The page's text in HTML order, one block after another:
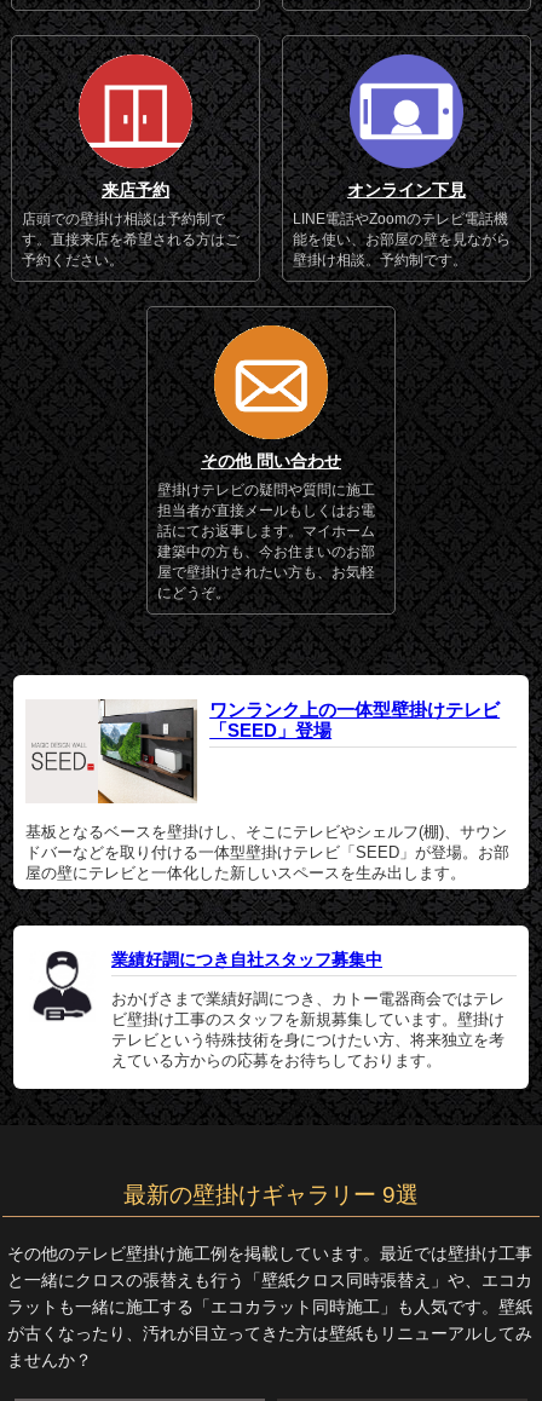
来店予約
店頭での壁掛け相談は予約制で
す。直接来店を希望される方はご
予約ください。
オンライン下見
LINE電話やZoomのテレビ電話機
能を使い、お部屋の壁を見ながら
壁掛け相談。予約制です。
その他 問い合わせ
壁掛けテレビの疑問や質問に施工
担当者が直接メールもしくはお電
話にてお返事します。マイホーム
建築中の方も、今お住まいのお部
屋で壁掛けされたい方も、お気軽
にどうぞ。
ワンランク上の一体型壁掛けテレビ
「SEED」登場
基板となるベースを壁掛けし、そこにテレビやシェルフ(棚)、サウン
ドバーなどを取り付ける一体型壁掛けテレビ「SEED」が登場。お部
屋の壁にテレビと一体化した新しいスペースを生み出します。
業績好調につき自社スタッフ募集中
おかげさまで業績好調につき、カトー電器商会ではテレ
ビ壁掛け工事のスタッフを新規募集しています。壁掛け
テレビという特殊技術を身につけたい方、将来独立を考
えている方からの応募をお待ちしております。
最新の壁掛けギャラリー 9選
その他のテレビ壁掛け施工例を掲載しています。最近では壁掛け工事
と一緒にクロスの張替えも行う「壁紙クロス同時張替え」や、エコカ
ラットも一緒に施工する「エコカラット同時施工」も人気です。壁紙
が古くなったり、汚れが目立ってきた方は壁紙もリニューアルしてみ
ませんか？